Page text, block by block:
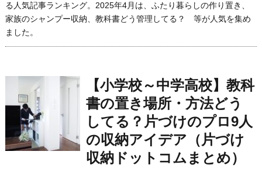
る人気記事ランキング。2025年4月は、ふたり暮らしの作り置き、
家族のシャンプー収納、教科書どう管理してる？ 等が人気を集め
ました。
【小学校～中学高校】教科
書の置き場所・方法どう
してる？片づけのプロ9人
の収納アイデア（片づけ
収納ドットコムまとめ）